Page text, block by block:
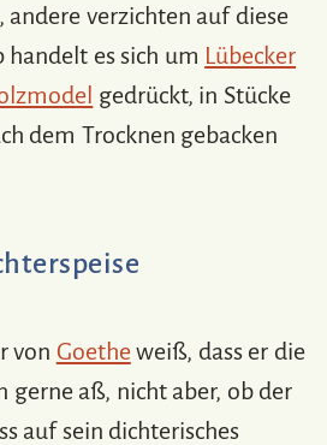
verzichten auf diese
es sich um Lübecker
gedrückt, in Stücke
dem Trocknen gebacken
von Goetheweiß, dass er die
gerne aß, nicht aber, ob der
auf sein dichterisches